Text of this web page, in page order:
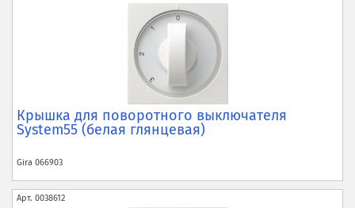
Крышка для поворотного выключателя
System55 (белая глянцевая)
Gira 066903
Арт. 0038612